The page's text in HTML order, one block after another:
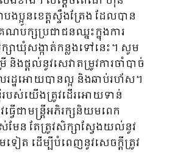
ប្អូនខេត្តស្ទឹងត្រែង ដែលបាន
បក្សប្រជាជនឈ្នះក្នុងការ
សាឃុំសង្កាត់កន្លងទៅនេះ។ សូម
និងផ្តល់នូវសេវាតម្រូវការចាំបាច់
រដ្ឋអោយបានល្អ និងឆាប់រហ័ស។
រីរបស់យើងត្រូវដើរអោយទាន់
ធ្វើជាមន្ត្រីអភិរក្សនិយមពេក
មែន តែត្រូវសិក្សាស្វែងយល់នូវ
ៀត ដើម្បីបំពេញនូវសេចក្តីត្រូវ